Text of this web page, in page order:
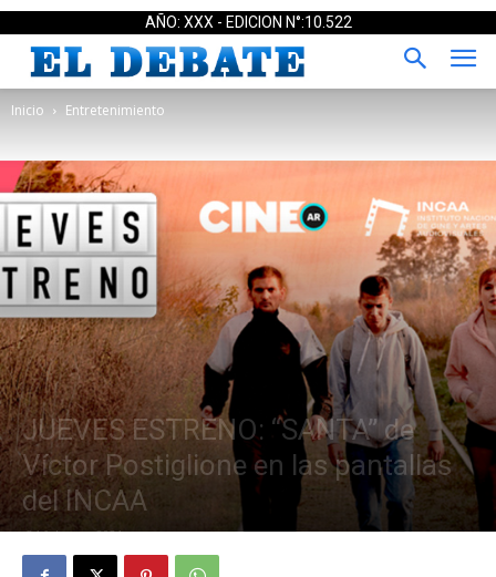
AÑO: XXX - EDICION N°:10.522
Inicio Entretenimiento
JUEVES ESTRENO: “SANTA” de
Víctor Postiglione en las pantallas
del INCAA
24 febrero, 2021